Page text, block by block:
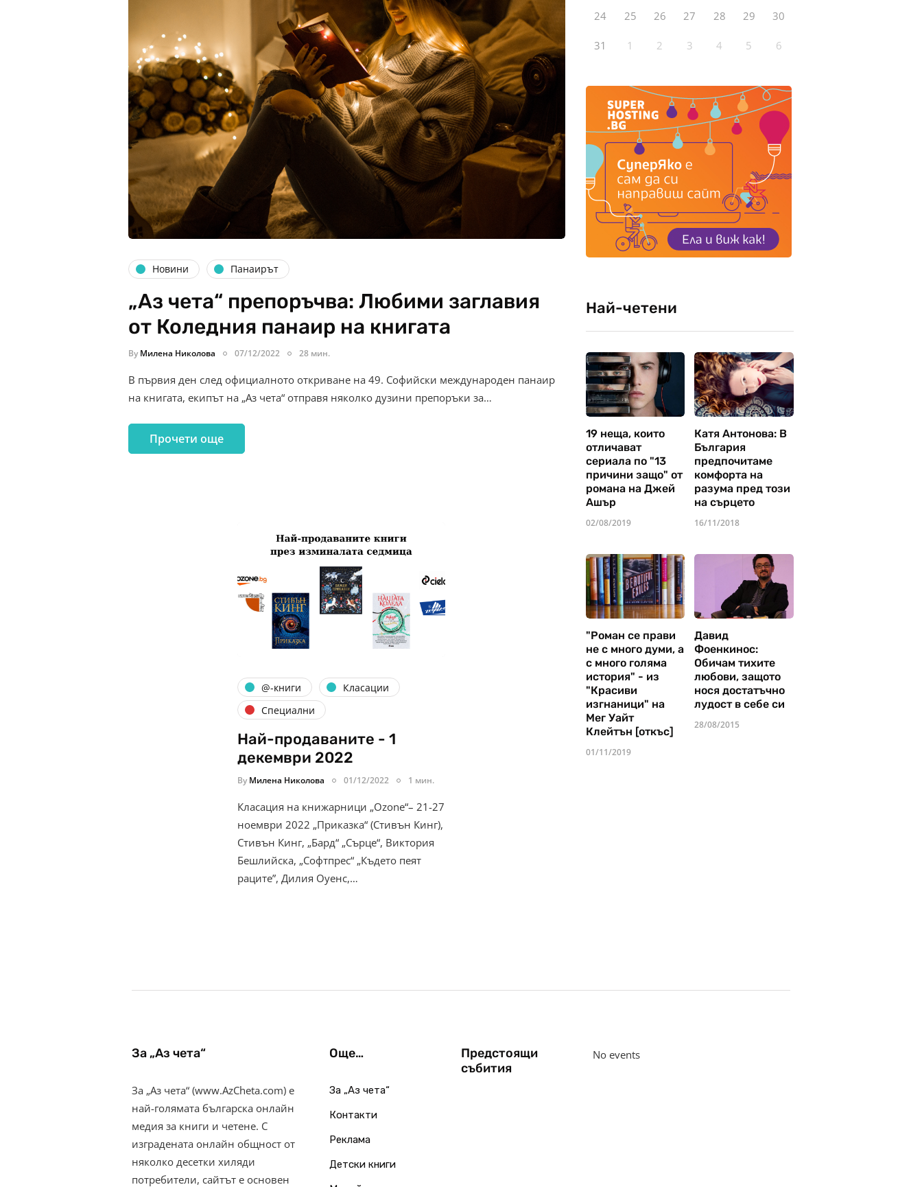
Новини Панаирът
„Аз чета“ препоръчва: Любими заглавия
от Коледния панаир на книгата
By Милена Николова 07/12/2022 28 мин.
В първия ден след официалното откриване на 49. Софийски международен панаир
на книгата, екипът на „Аз чета“ отправя няколко дузини препоръки за…
Прочети още
@-книги
Класации
Специални
Най-продаваните - 1
декември 2022
By Милена Николова 01/12/2022 1 мин.
Класация на книжарници „Ozone“– 21-27
ноември 2022 „Приказка“ (Стивън Кинг),
Стивън Кинг, „Бард“ „Сърце“, Виктория
Бешлийска, „Софтпрес“ „Където пеят
раците”, Дилия Оуенс,…
24 25 26 27 28 29 30
31 1 2 3 4 5 6
Най-четени
19 неща, които
отличават
сериала по "13
причини защо" от
романа на Джей
Ашър
02/08/2019
Катя Антонова: В
България
предпочитаме
комфорта на
разума пред този
на сърцето
16/11/2018
"Роман се прави
не с много думи, а
с много голяма
история" - из
"Красиви
изгнаници" на
Мег Уайт
Клейтън [откъс]
01/11/2019
Давид
Фоенкинос:
Обичам тихите
любови, защото
нося достатъчно
лудост в себе си
28/08/2015
За „Аз чета“
За „Аз чета“ (www.AzCheta.com) е
най-голямата българска онлайн
медия за книги и четене. С
изградената онлайн общност от
няколко десетки хиляди
потребители, сайтът е основен
Още…
За „Аз чета“
Контакти
Реклама
Детски книги
Предстоящи
събития
No events